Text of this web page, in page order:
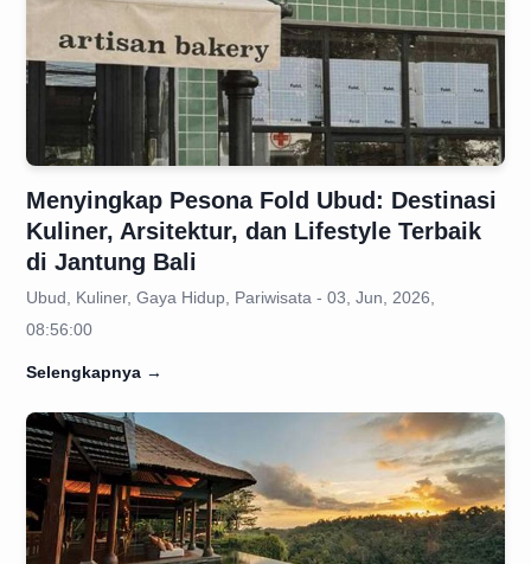
Menyingkap Pesona Fold Ubud: Destinasi
Kuliner, Arsitektur, dan Lifestyle Terbaik
di Jantung Bali
Ubud, Kuliner, Gaya Hidup, Pariwisata - 03, Jun, 2026,
08:56:00
Selengkapnya →